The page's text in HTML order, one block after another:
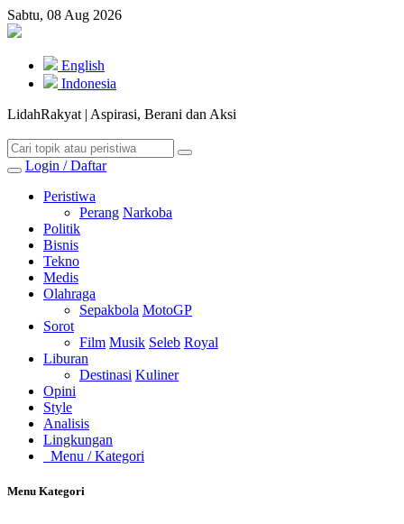
Sabtu, 08 Aug 2026
English
Indonesia
LidahRakyat | Aspirasi, Berani dan Aksi
Login / Daftar
Peristiwa
Perang Narkoba
Politik
Bisnis
Tekno
Medis
Olahraga
Sepakbola MotoGP
Sorot
Film Musik Seleb Royal
Liburan
Destinasi Kuliner
Opini
Style
Analisis
Lingkungan
Menu / Kategori
Menu Kategori